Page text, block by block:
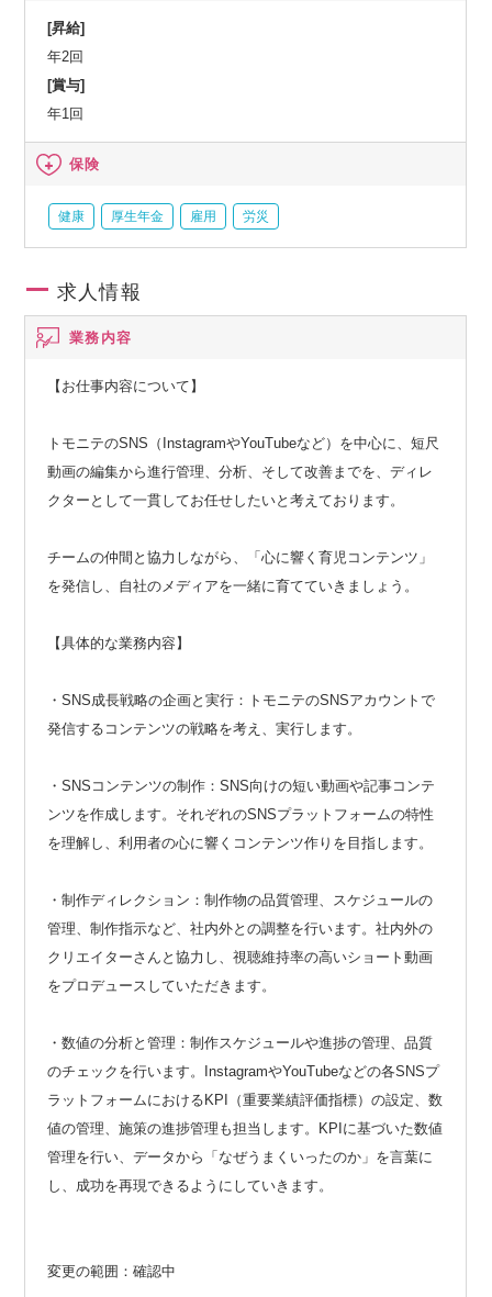
[昇給]
年2回
[賞与]
年1回
保険
健康 厚生年金 雇用 労災
求人情報
業務内容
【お仕事内容について】
トモニテのSNS（InstagramやYouTubeなど）を中心に、短尺
動画の編集から進行管理、分析、そして改善までを、ディレ
クターとして一貫してお任せしたいと考えております。
チームの仲間と協力しながら、「心に響く育児コンテンツ」
を発信し、自社のメディアを一緒に育てていきましょう。
【具体的な業務内容】
・SNS成長戦略の企画と実行：トモニテのSNSアカウントで
発信するコンテンツの戦略を考え、実行します。
・SNSコンテンツの制作：SNS向けの短い動画や記事コンテ
ンツを作成します。それぞれのSNSプラットフォームの特性
を理解し、利用者の心に響くコンテンツ作りを目指します。
・制作ディレクション：制作物の品質管理、スケジュールの
管理、制作指示など、社内外との調整を行います。社内外の
クリエイターさんと協力し、視聴維持率の高いショート動画
をプロデュースしていただきます。
・数値の分析と管理：制作スケジュールや進捗の管理、品質
のチェックを行います。InstagramやYouTubeなどの各SNSプ
ラットフォームにおけるKPI（重要業績評価指標）の設定、数
値の管理、施策の進捗管理も担当します。KPIに基づいた数値
管理を行い、データから「なぜうまくいったのか」を言葉に
し、成功を再現できるようにしていきます。
変更の範囲：確認中